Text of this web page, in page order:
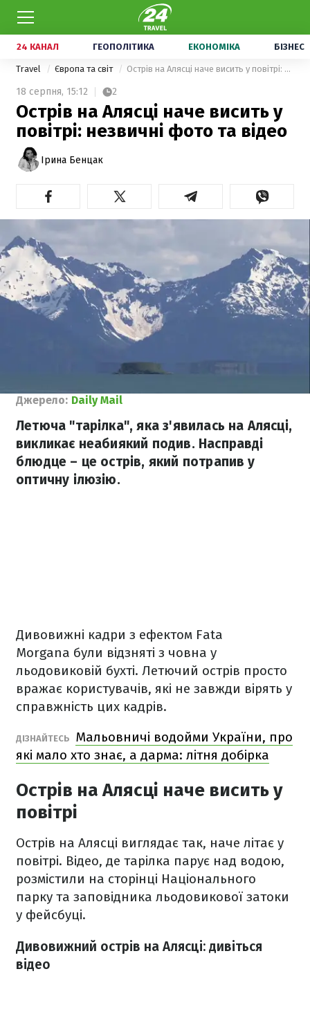
24 КАНАЛ ГЕОПОЛІТИКА ЕКОНОМІКА БІЗНЕС
Travel Європа та світ Острів на Алясці наче висить у повітрі: незвичні фото та відео
18 серпня, 15:12 2
Острів на Алясці наче висить у
повітрі: незвичні фото та відео
Ірина Бенцак
Джерело: Daily Mail
Летюча "тарілка", яка з'явилась на Алясці,
викликає неабиякий подив. Насправді
блюдце – це острів, який потрапив у
оптичну ілюзію.
Дивовижні кадри з ефектом Fata
Morgana були відзняті з човна у
льодовиковій бухті. Летючий острів просто
вражає користувачів, які не завжди вірять у
справжність цих кадрів.
ДІЗНАЙТЕСЬ
Мальовничі водойми України, про
які мало хто знає, а дарма: літня добірка
Острів на Алясці наче висить у
повітрі
Острів на Алясці виглядає так, наче літає у
повітрі. Відео, де тарілка парує над водою,
розмістили на сторінці Національного
парку та заповідника льодовикової затоки
у фейсбуці.
Дивовижний острів на Алясці: дивіться
відео